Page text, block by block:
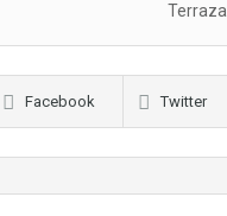
Terraza
Facebook Twitter